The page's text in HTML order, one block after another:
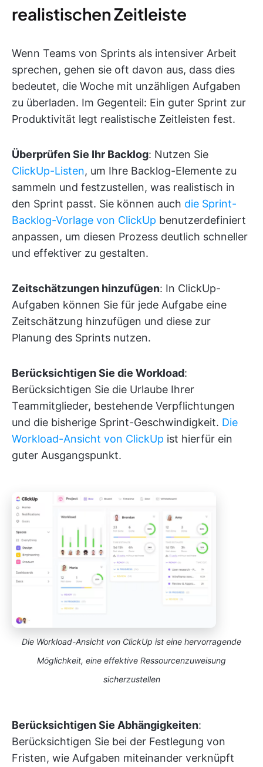
realistischen Zeitleiste
Wenn Teams von Sprints als intensiver Arbeit
sprechen, gehen sie oft davon aus, dass dies
bedeutet, die Woche mit unzähligen Aufgaben
zu überladen. Im Gegenteil: Ein guter Sprint zur
Produktivität legt realistische Zeitleisten fest.
Überprüfen Sie Ihr Backlog: Nutzen Sie
ClickUp-Listen, um Ihre Backlog-Elemente zu
sammeln und festzustellen, was realistisch in
den Sprint passt. Sie können auch die Sprint-
Backlog-Vorlage von ClickUp benutzerdefiniert
anpassen, um diesen Prozess deutlich schneller
und effektiver zu gestalten.
Zeitschätzungen hinzufügen: In ClickUp-
Aufgaben können Sie für jede Aufgabe eine
Zeitschätzung hinzufügen und diese zur
Planung des Sprints nutzen.
Berücksichtigen Sie die Workload:
Berücksichtigen Sie die Urlaube Ihrer
Teammitglieder, bestehende Verpflichtungen
und die bisherige Sprint-Geschwindigkeit. Die
Workload-Ansicht von ClickUp ist hierfür ein
guter Ausgangspunkt.
Die Workload-Ansicht von ClickUp ist eine hervorragende
Möglichkeit, eine effektive Ressourcenzuweisung
sicherzustellen
Berücksichtigen Sie Abhängigkeiten:
Berücksichtigen Sie bei der Festlegung von
Fristen, wie Aufgaben miteinander verknüpft